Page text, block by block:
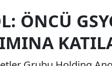
ÖNCÜ